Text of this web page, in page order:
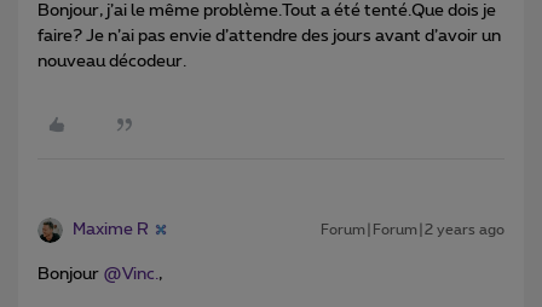
Bonjour, j’ai le même problème.Tout a été tenté.Que dois je
faire? Je n’ai pas envie d’attendre des jours avant d’avoir un
nouveau décodeur.
Maxime R Forum|Forum|2 years ago
Bonjour @Vinc. ,